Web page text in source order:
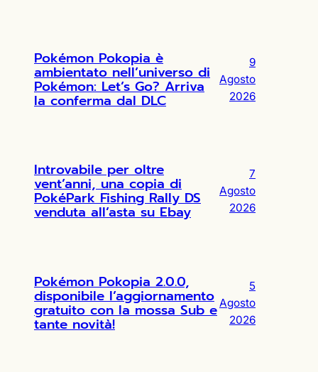
Pokémon Pokopia è
ambientato nell’universo di
Pokémon: Let’s Go? Arriva
la conferma dal DLC
9
Agosto
2026
Introvabile per oltre
vent’anni, una copia di
PokéPark Fishing Rally DS
venduta all’asta su Ebay
7
Agosto
2026
Pokémon Pokopia 2.0.0,
disponibile l’aggiornamento
gratuito con la mossa Sub e
tante novità!
5
Agosto
2026